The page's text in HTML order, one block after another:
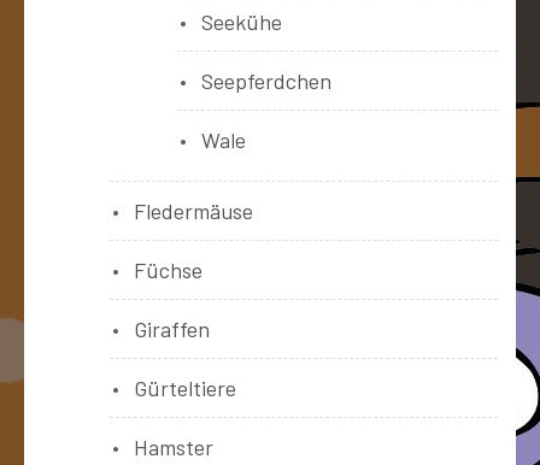
Seekühe
Seepferdchen
Wale
Fledermäuse
Füchse
Giraffen
Gürteltiere
Hamster